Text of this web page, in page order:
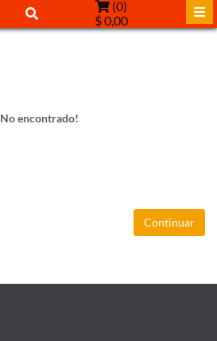
(0)
$ 0,00
No encontrado!
Continuar